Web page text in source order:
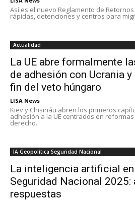
Así es el nuevo Reglamento de
rápidas, detenciones y centros para
Actualidad
La UE abre formalmente
de adhesión con Ucrania
fin del veto húngaro
LISA News
Kiev y Chisináu abren los primeros
adhesión a la UE centrados en
derecho.
IA Geopolítica Seguridad Nacional
La inteligencia artificial
Seguridad Nacional 2025:
respuestas